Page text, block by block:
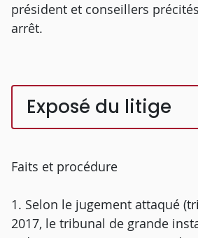
président et conseillers
arrêt.
Exposé du litige
Faits et procédure
1. Selon le jugement attaqué
2017, le tribunal de grande